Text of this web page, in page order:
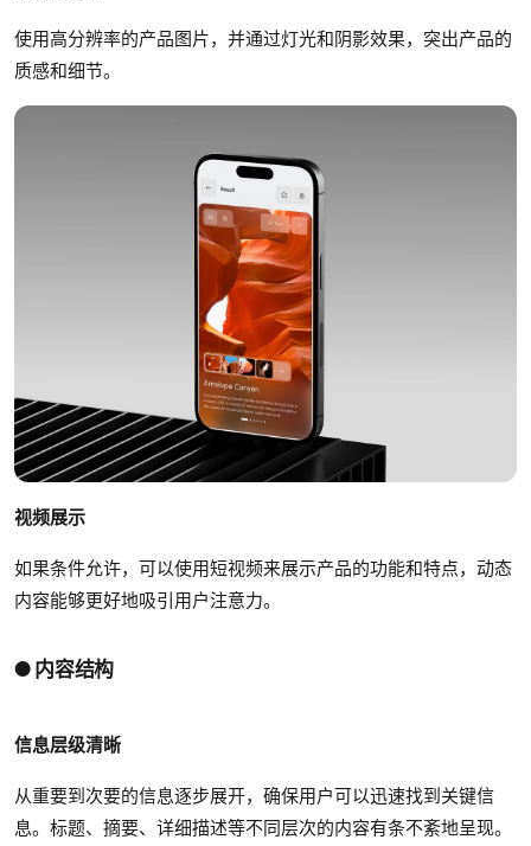
使用高分辨率的产品图片，并通过灯光和阴影效果，突出产品的
质感和细节。
视频展示
如果条件允许，可以使用短视频来展示产品的功能和特点，动态
内容能够更好地吸引用户注意力。
● 内容结构
信息层级清晰
从重要到次要的信息逐步展开，确保用户可以迅速找到关键信
息。标题、摘要、详细描述等不同层次的内容有条不紊地呈现。